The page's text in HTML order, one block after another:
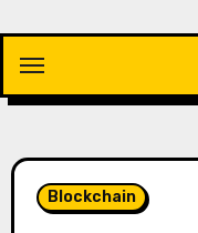
content
Blockchain